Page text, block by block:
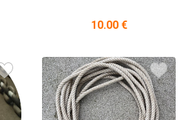
10.00 €